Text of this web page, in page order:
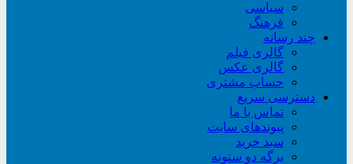
سیاسی
فرهنگ
چند رسانه
گالری فیلم
گالری عکس
حساب مشتری
دسترسی سریع
تماس با ما
پیوندهای سایت
سبد خريد
برگه دو ستونه